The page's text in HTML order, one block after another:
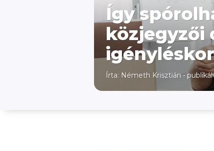
Így
közjegyzői
igényléskor
Írta: Németh Krisztián •